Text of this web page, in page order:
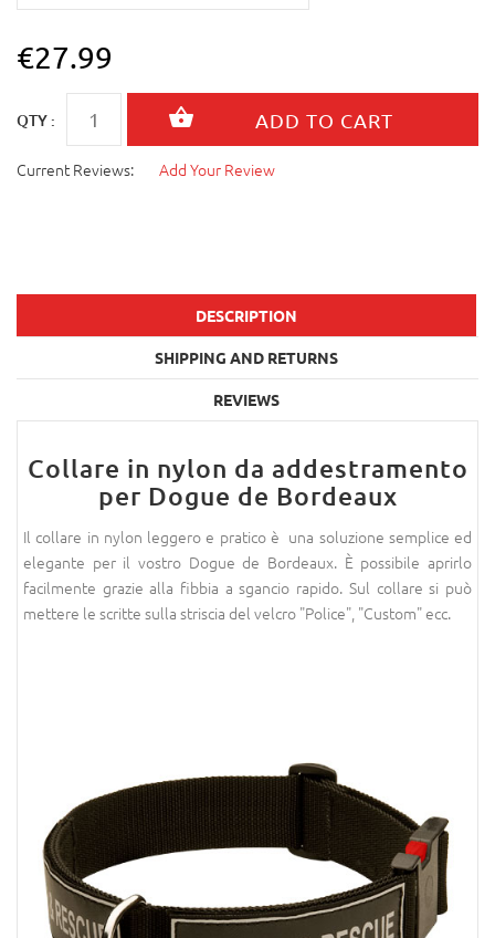
€27.99
QTY :
Current Reviews: Add Your Review
DESCRIPTION
SHIPPING AND RETURNS
REVIEWS
Collare in nylon da addestramento
per Dogue de Bordeaux
Il collare in nylon leggero e pratico è una soluzione semplice ed
elegante per il vostro Dogue de Bordeaux. È possibile aprirlo
facilmente grazie alla fibbia a sgancio rapido. Sul collare si può
mettere le scritte sulla striscia del velcro "Police", "Custom" ecc.